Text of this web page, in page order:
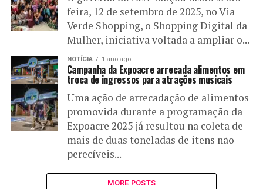
feira, 12 de setembro de 2025, no Via
Verde Shopping, o Shopping Digital da
Mulher, iniciativa voltada a ampliar o...
NOTÍCIA 1 ano ago
Campanha da Expoacre arrecada alimentos em
troca de ingressos para atrações musicais
Uma ação de arrecadação de alimentos
promovida durante a programação da
Expoacre 2025 já resultou na coleta de
mais de duas toneladas de itens não
perecíveis...
MORE POSTS